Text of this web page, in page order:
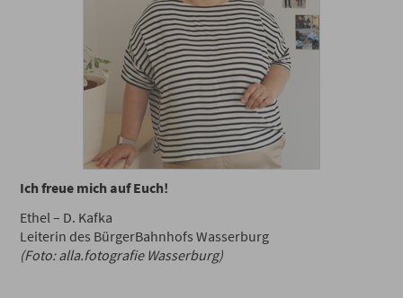
Ich freue mich auf Euch!
Ethel – D. Kafka
Leiterin des BürgerBahnhofs Wasserburg
(Foto: alla.fotografie Wasserburg)